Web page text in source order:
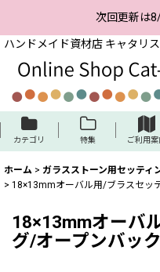
次回更新は
ハンドメイド資材店 キャタリ
カテゴリ 特集 ご利用案
ホーム > ガラスストーン用セッティ
> 18×13mmオーバル用/ブラスセッ
18×13mmオーバ
グ/オープンバッ